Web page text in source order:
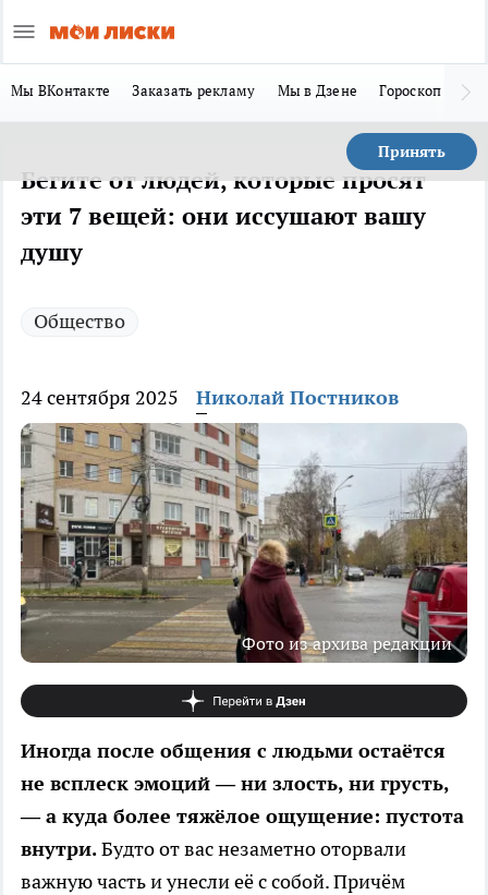
Мы ВКонтакте Заказать рекламу Мы в Дзене Гороскоп
Принять
Бегите от людей, которые просят
эти 7 вещей: они иссушают вашу
душу
Общество
24 сентября 2025 Николай Постников
Фото из архива редакции
Иногда после общения с людьми остаётся
не всплеск эмоций — ни злость, ни грусть,
— а куда более тяжёлое ощущение: пустота
внутри.Будто от вас незаметно оторвали
важную часть и унесли её с собой. Причём